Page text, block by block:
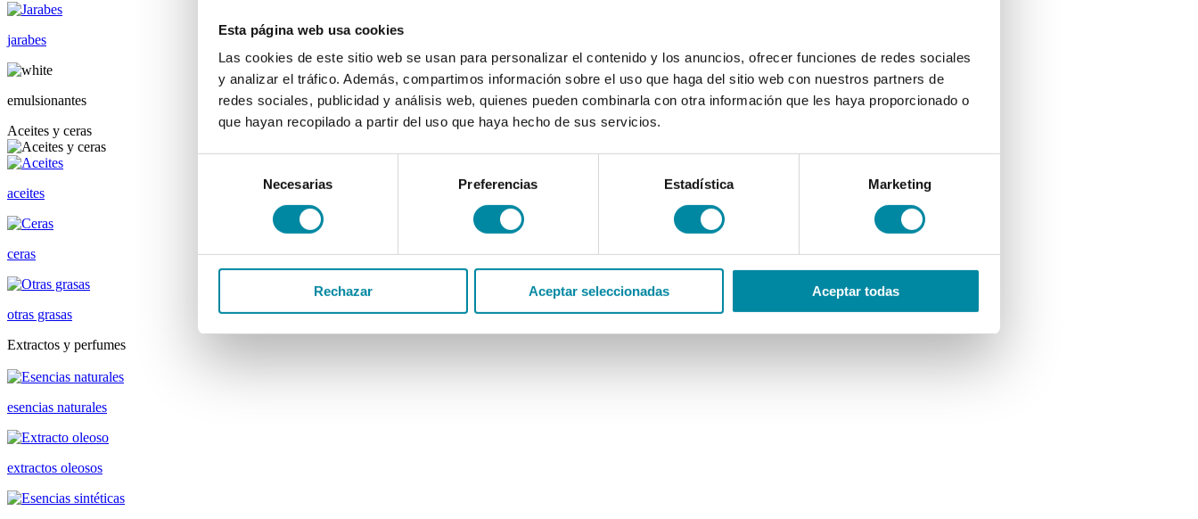
Esta página web usa cookies
Las cookies de este sitio web se usan para personalizar el contenido y los anuncios, ofrecer funciones de redes sociales
y analizar el tráfico. Además, compartimos información sobre el uso que haga del sitio web con nuestros partners de
redes sociales, publicidad y análisis web, quienes pueden combinarla con otra información que les haya proporcionado o
que hayan recopilado a partir del uso que haya hecho de sus servicios.
consentimiento
Necesarias Preferencias Estadística Marketing
Rechazar Aceptar seleccionadas Aceptar todas
jarabes
emulsionantes
Aceites y ceras
aceites
ceras
otras grasas
Extractos y perfumes
esencias naturales
extractos oleosos